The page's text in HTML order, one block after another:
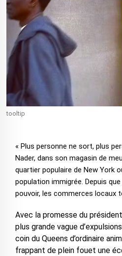
tooltip
« Plus personne ne sort, plus
Nader, dans son magasin de
quartier populaire de New York
population immigrée. Depuis
pouvoir, les commerces locaux
Avec la promesse du
plus grande vague
coin du Queens d’ordinaire
frappant de plein fouet une